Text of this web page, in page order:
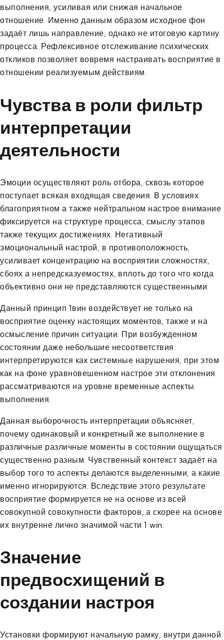
выполнения, усиливая или снижая начальное
отношение. Именно данным образом исходное фон
задаёт лишь направление, однако не итоговую картину
процесса. Рефлексивное отслеживание психических
откликов позволяет вовремя настраивать восприятие в
отношении реализуемым действиям.
Чувства в роли фильтр
интерпретации
деятельности
Эмоции осуществляют роль отбора, сквозь которое
поступает всякая входящая сведения. В условиях
благоприятном а также нейтральном настрое внимание
фиксируется на структуре процесса, смыслу этапов
также текущих достижениях. Негативный
эмоциональный настрой, в противоположность,
усиливает концентрацию на восприятии сложностях,
сбоях а непредсказуемостях, вплоть до того что когда
объективно они не представляются существенными.
Данный принцип 1вин воздействует не только на
восприятие оценку настоящих моментов, также и на
осмысление причин ситуации. При возбужденном
состоянии даже небольшие несоответствия
интерпретируются как системные нарушения, при этом
как на фоне уравновешенном настрое эти отклонения
рассматриваются на уровне временные аспекты
выполнения.
Данная выборочность интерпретации объясняет,
почему одинаковый и конкретный же выполнение в
различные различные моменты в состоянии ощущаться
существенно разным. Чувственный контекст задаёт на
выбор того то аспекты делаются выделенными, а какие
именно игнорируются. Вследствие этого результате
восприятие формируется не на основе из всей
совокупной совокупности факторов, а скорее на основе
их внутренне лично значимой части 1 win.
Значение
предвосхищений в
создании настроя
Установки формируют начальную рамку, внутри данной